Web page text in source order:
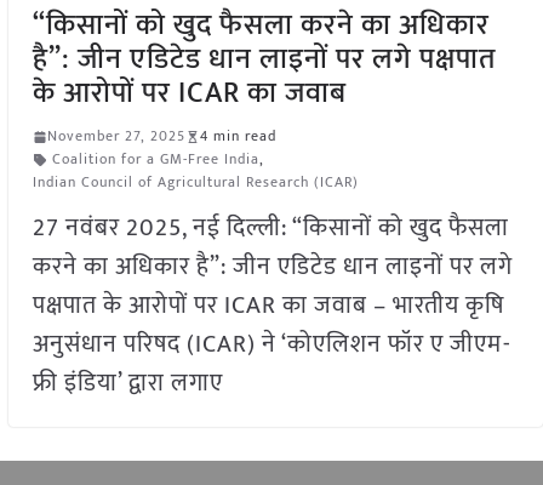
“किसानों को खुद फैसला करने का अधिकार
है”: जीन एडिटेड धान लाइनों पर लगे पक्षपात
के आरोपों पर ICAR का जवाब
November 27, 2025
4 min read
Coalition for a GM-Free India,
Indian Council of Agricultural Research (ICAR)
27 नवंबर 2025, नई दिल्ली: “किसानों को खुद फैसला
करने का अधिकार है”: जीन एडिटेड धान लाइनों पर लगे
पक्षपात के आरोपों पर ICAR का जवाब – भारतीय कृषि
अनुसंधान परिषद (ICAR) ने ‘कोएलिशन फॉर ए जीएम-
फ्री इंडिया’ द्वारा लगाए